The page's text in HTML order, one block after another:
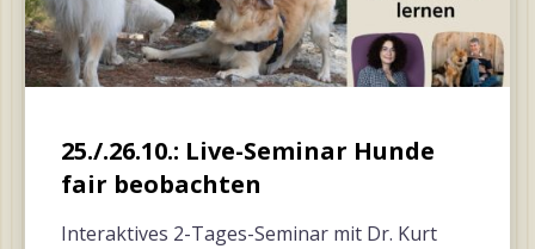
25./.26.10.: Live-Seminar Hunde
fair beobachten
Interaktives 2-Tages-Seminar mit Dr. Kurt